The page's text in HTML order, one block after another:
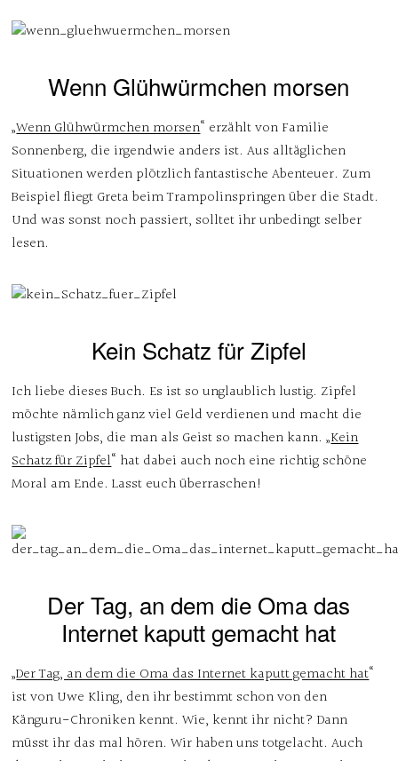
Wenn Glühwürmchen morsen
„Wenn Glühwürmchen morsen“ erzählt von Familie
Sonnenberg, die irgendwie anders ist. Aus alltäglichen
Situationen werden plötzlich fantastische Abenteuer. Zum
Beispiel fliegt Greta beim Trampolinspringen über die Stadt.
Und was sonst noch passiert, solltet ihr unbedingt selber
lesen.
Kein Schatz für Zipfel
Ich liebe dieses Buch. Es ist so unglaublich lustig. Zipfel
möchte nämlich ganz viel Geld verdienen und macht die
lustigsten Jobs, die man als Geist so machen kann. „Kein
Schatz für Zipfel“ hat dabei auch noch eine richtig schöne
Moral am Ende. Lasst euch überraschen!
Der Tag, an dem die Oma das
Internet kaputt gemacht hat
„Der Tag, an dem die Oma das Internet kaputt gemacht hat“
ist von Uwe Kling, den ihr bestimmt schon von den
Känguru-Chroniken kennt. Wie, kennt ihr nicht? Dann
müsst ihr das mal hören. Wir haben uns totgelacht. Auch